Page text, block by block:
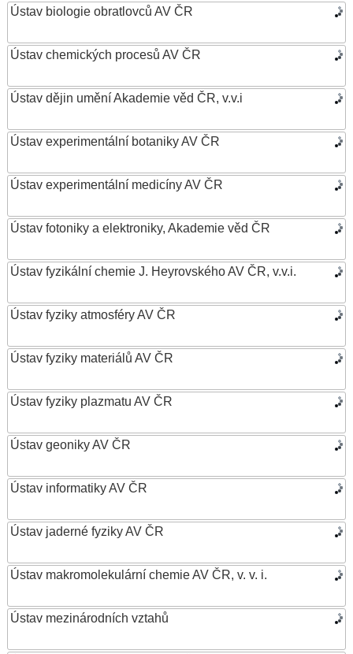
Ústav biologie obratlovců AV ČR
Ústav chemických procesů AV ČR
Ústav dějin umění Akademie věd ČR, v.v.i
Ústav experimentální botaniky AV ČR
Ústav experimentální medicíny AV ČR
Ústav fotoniky a elektroniky, Akademie věd ČR
Ústav fyzikální chemie J. Heyrovského AV ČR, v.v.i.
Ústav fyziky atmosféry AV ČR
Ústav fyziky materiálů AV ČR
Ústav fyziky plazmatu AV ČR
Ústav geoniky AV ČR
Ústav informatiky AV ČR
Ústav jaderné fyziky AV ČR
Ústav makromolekulární chemie AV ČR, v. v. i.
Ústav mezinárodních vztahů